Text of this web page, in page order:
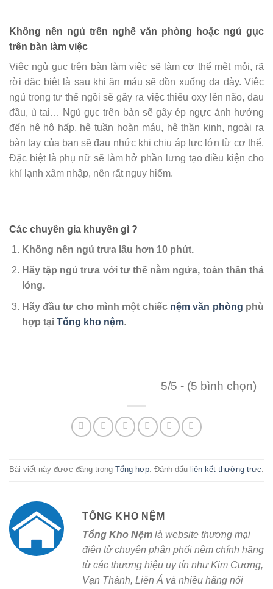
Không nên ngủ trên nghế văn phòng hoặc ngủ gục
trên bàn làm việc
Việc ngủ gục trên bàn làm việc sẽ làm cơ thể mệt mỏi, rã
rời đặc biệt là sau khi ăn máu sẽ dồn xuống dạ dày. Việc
ngủ trong tư thế ngồi sẽ gây ra việc thiếu oxy lên não, đau
đầu, ù tai… Ngủ gục trên bàn sẽ gây ép ngực ảnh hưởng
đến hệ hô hấp, hệ tuần hoàn máu, hệ thần kinh, ngoài ra
bàn tay của bạn sẽ đau nhức khi chịu áp lực lớn từ cơ thể.
Đặc biệt là phụ nữ sẽ làm hở phần lưng tạo điều kiện cho
khí lạnh xâm nhập, nên rất nguy hiểm.
Các chuyên gia khuyên gì ?
Không nên ngủ trưa lâu hơn 10 phút.
Hãy tập ngủ trưa với tư thế nằm ngửa, toàn thân thả
lỏng.
Hãy đầu tư cho mình một chiếc nệm văn phòng phù
hợp tại Tổng kho nệm.
5/5 - (5 bình chọn)
Bài viết này được đăng trong Tổng hợp. Đánh dấu liên kết thường trực.
TỔNG KHO NỆM
Tổng Kho Nệm là website thương mại
điện tử chuyên phân phối nệm chính hãng
từ các thương hiệu uy tín như Kim Cương,
Vạn Thành, Liên Á và nhiều hãng nổi